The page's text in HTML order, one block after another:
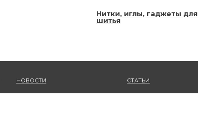
Нитки, иглы, гаджеты для
шитья
НОВОСТИ СТАТЬИ